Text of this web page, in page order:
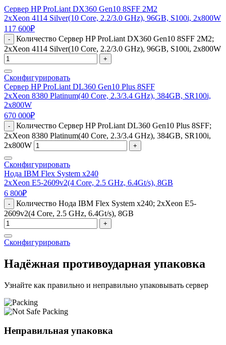
Сервер HP ProLiant DX360 Gen10 8SFF 2M2
2xXeon 4114 Silver(10 Core, 2.2/3.0 GHz), 96GB, S100i, 2x800W
117 600₽
-
Количество Сервер HP ProLiant DX360 Gen10 8SFF 2M2;
2xXeon 4114 Silver(10 Core, 2.2/3.0 GHz), 96GB, S100i, 2x800W
+
Сконфигурировать
Сервер HP ProLiant DL360 Gen10 Plus 8SFF
2xXeon 8380 Platinum(40 Core, 2.3/3.4 GHz), 384GB, SR100i,
2x800W
670 000₽
-
Количество Сервер HP ProLiant DL360 Gen10 Plus 8SFF;
2xXeon 8380 Platinum(40 Core, 2.3/3.4 GHz), 384GB, SR100i,
2x800W
+
Сконфигурировать
Нода IBM Flex System x240
2xXeon E5-2609v2(4 Core, 2.5 GHz, 6.4Gt/s), 8GB
6 800₽
-
Количество Нода IBM Flex System x240; 2xXeon E5-
2609v2(4 Core, 2.5 GHz, 6.4Gt/s), 8GB
+
Сконфигурировать
Надёжная противоударная упаковка
Узнайте как правильно и неправильно упаковывать сервер
Неправильная упаковка